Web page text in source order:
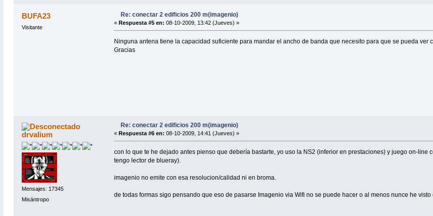
BUFA23
Visitante
Re: conectar 2 edificios 200 m(imagenio)
«Respuesta #5 en: 08-10-2009, 13:42 (Jueves) »
Ninguna antena tiene la capacidad suficiente para mandar el ancho de banda que necesito para que se pueda ver
Gracias
drvalium
Mensajes: 17345
Misántropo
Re: conectar 2 edificios 200 m(imagenio)
«Respuesta #6 en: 08-10-2009, 14:41 (Jueves) »
con lo que te he dejado antes pienso que debería bastarte, yo uso la NS2 (inferior en prestaciones) y juego on-
tengo lector de blueray).
imagenio no emite con esa resolucion/calidad ni en broma.
de todas formas sigo pensando que eso de pasarse Imagenio via Wifi no se puede hacer o al menos nunce he